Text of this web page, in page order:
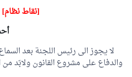
[نقاط نظام]
لا يجوز الى رئيس اللجنة بعد
والدفاع على مشروع القانون ولابّد من